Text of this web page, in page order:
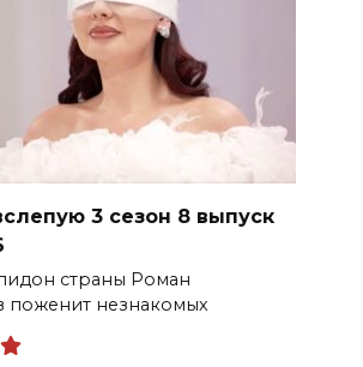
3 сезон 8 выпуск
страны Роман
поженит незнакомых